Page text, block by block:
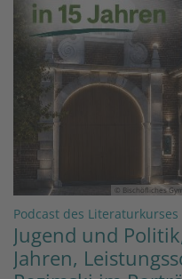
© Bischöfliches
Podcast des
Jugend und
Jahren,